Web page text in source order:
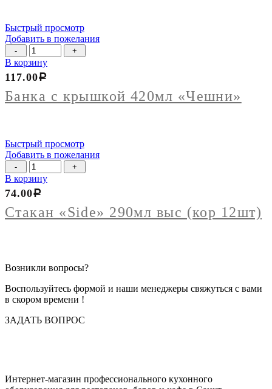
Быстрый просмотр
Добавить в пожелания
Количество
товара
Банка
с
крышкой
420мл
В корзину
Банка с крышкой 420мл «Чешни»
117.00Р
Быстрый просмотр
Добавить в пожелания
Количество
товара
Стакан
"Side"
290мл
выс
В корзину
Стакан «Side» 290мл выс (кор 12шт)
74.00Р
Возникли вопросы?
Воспользуйтесь формой и наши менеджеры свяжуться с вами
в скором времени !
ЗАДАТЬ ВОПРОС
Интернет-магазин профессионального кухонного